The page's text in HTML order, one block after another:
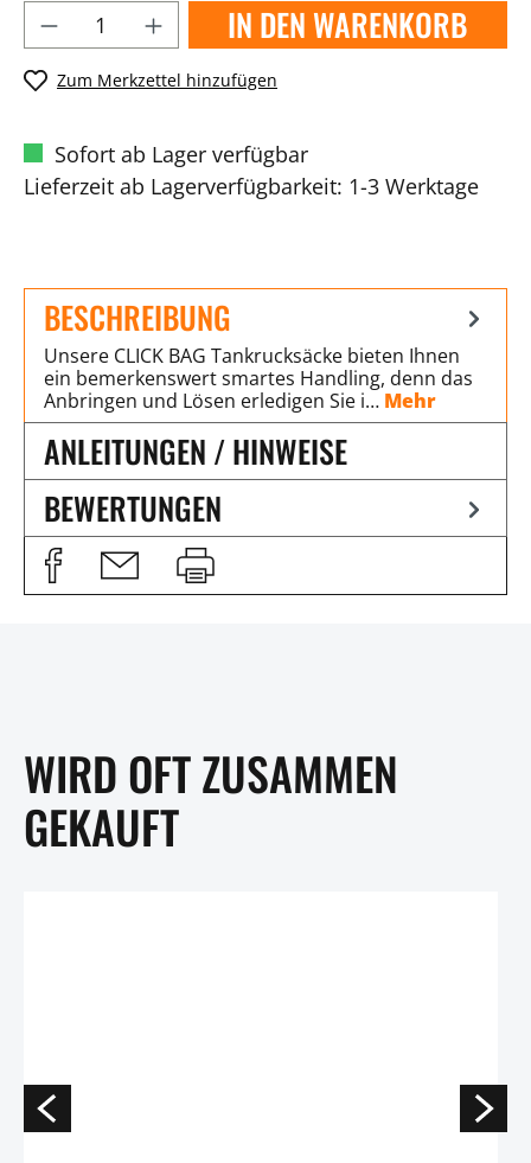
IN DEN WARENKORB
Zum Merkzettel hinzufügen
Sofort ab Lager verfügbar
Lieferzeit ab Lagerverfügbarkeit: 1-3 Werktage
BESCHREIBUNG
Unsere CLICK BAG Tankrucksäcke bieten Ihnen
ein bemerkenswert smartes Handling, denn das
Anbringen und Lösen erledigen Sie i… Mehr
ANLEITUNGEN / HINWEISE
BEWERTUNGEN
WIRD OFT ZUSAMMEN
GEKAUFT